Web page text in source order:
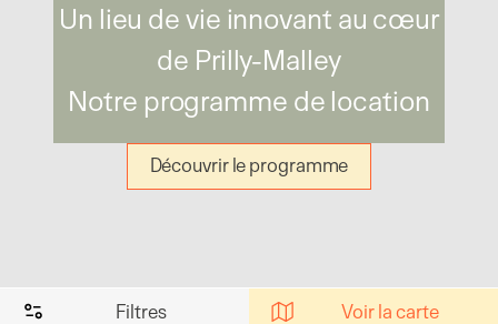
Un lieu de vie innovant au cœur
de Prilly-Malley
Notre programme de location
Découvrir le programme
Filtres Voir la carte